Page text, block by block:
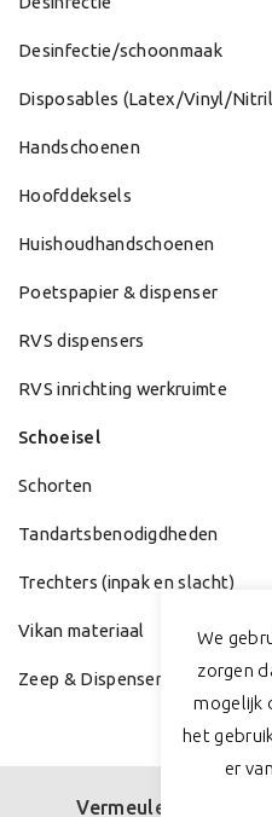
Desinfectie/schoonmaak
Disposables (Latex/Vinyl/
Handschoenen
Hoofddeksels
Huishoudhandschoenen
Poetspapier & dispenser
RVS dispensers
RVS inrichting werkruimte
Schoeisel
Schorten
Tandartsbenodigdheden
Trechters (inpak en slacht)
Vikan materiaal
Zeep & Dispenser
Vermeulen Medisch
We
zorgen
mogelijk
het
er